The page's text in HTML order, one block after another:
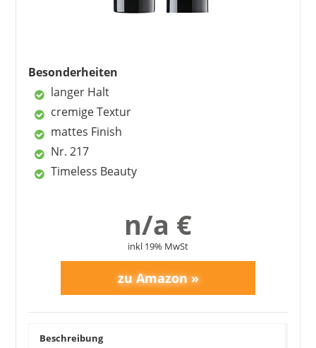
9,99 €*
11,95 €*
Besonderheiten
langer Halt
cremige Textur
mattes Finish
Nr. 217
Timeless Beauty
n/a €
inkl 19% MwSt
Beschreibung